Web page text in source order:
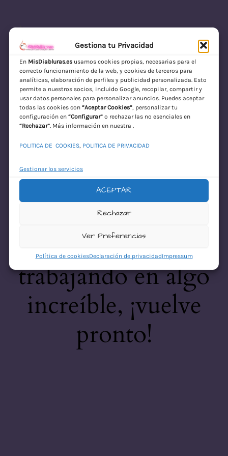
Gestiona tu Privacidad
En MisDiabluras.esusamos cookies propias, necesarias para el
correcto funcionamiento de la web, y cookies de terceros para
analíticas, elaboración de perfiles y publicidad personalizada. Esto
permite a nuestros socios, incluido Google, recopilar, compartir y
usar datos personales para personalizar anuncios. Puedes aceptar
todas las cookies con “Aceptar Cookies”, personalizar tu
configuración en “Configurar”o rechazar las no esenciales en
“Rechazar”. Más información en nuestra .
POLITICA DE COOKIES, POLITICA DE PRIVACIDAD
Gestionar los servicios
ACEPTAR
Rechazar
Ver Preferencias
Política de cookiesDeclaración de privacidadImpressum
MisDiabluras | Sexshop Online con Envío
Discreto en España
Acceder
¡Disculpa este
desastre! Estamos
trabajando en algo
increíble, ¡vuelve
pronto!